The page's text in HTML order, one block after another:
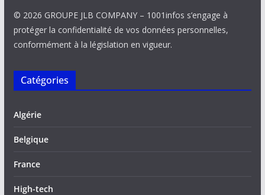
© 2026 GROUPE JLB COMPANY – 1001infos s’engage à
protéger la confidentialité de vos données personnelles,
conformément à la législation en vigueur.
Catégories
Algérie
Belgique
France
High-tech